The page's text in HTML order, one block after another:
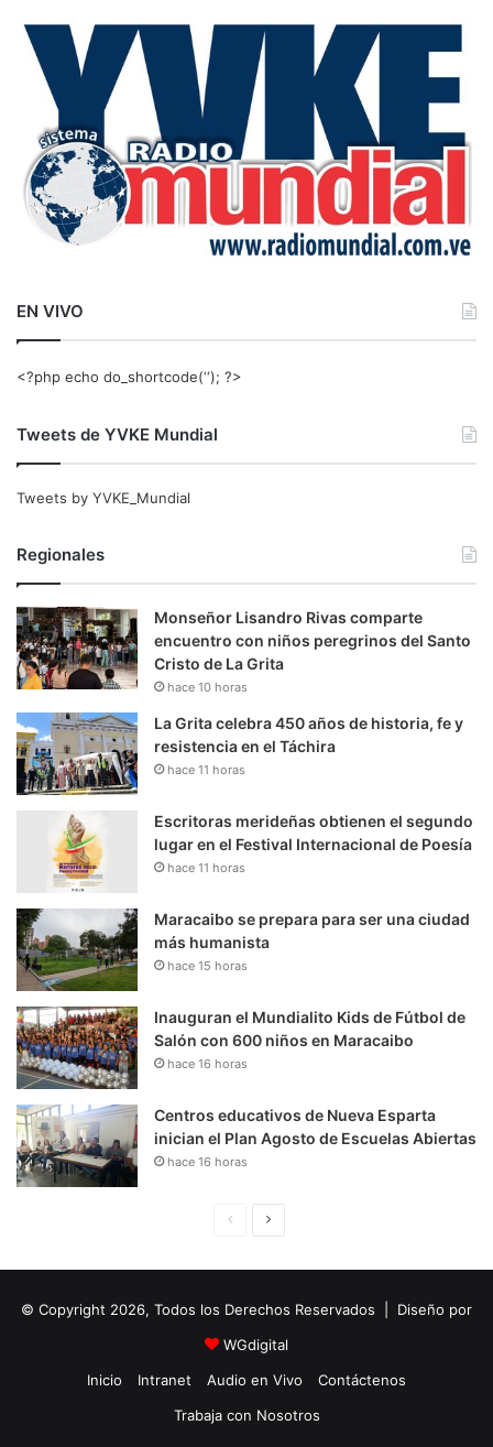
a
EN VIVO
<?php echo do_shortcode(‘‘); ?>
Tweets de YVKE Mundial
Tweets by YVKE_Mundial
Regionales
Monseñor Lisandro Rivas comparte
encuentro con niños peregrinos del Santo
Cristo de La Grita
hace 10 horas
La Grita celebra 450 años de historia, fe y
resistencia en el Táchira
hace 11 horas
Escritoras merideñas obtienen el segundo
lugar en el Festival Internacional de Poesía
hace 11 horas
Maracaibo se prepara para ser una ciudad
más humanista
hace 15 horas
Inauguran el Mundialito Kids de Fútbol de
Salón con 600 niños en Maracaibo
hace 16 horas
Centros educativos de Nueva Esparta
inician el Plan Agosto de Escuelas Abiertas
hace 16 horas
i
n
a
u
i
e
© Copyright 2026, Todos los Derechos Reservados | Diseño por
WGdigital
Inicio
Intranet Audio en Vivo
Contáctenos
Trabaja con Nosotros